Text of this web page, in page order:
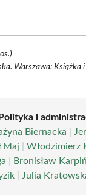
Warszawa: Książka
i
Biernacka
Maj |Włodzimierz
Bronisław
Julia